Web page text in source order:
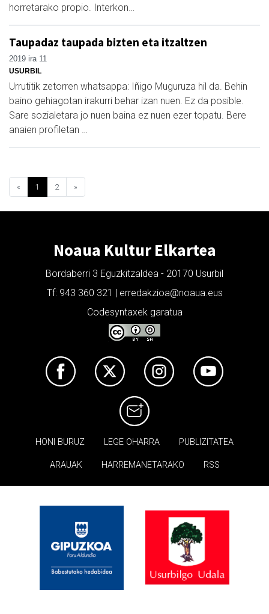
horretarako propio. Interkon…
Taupadaz taupada bizten eta itzaltzen
2019 ira 11
USURBIL
Urrutitik zetorren whatsappa: Iñigo Muguruza hil da. Behin
baino gehiagotan irakurri behar izan nuen. Ez da posible.
Sare sozialetara jo nuen baina ez nuen ezer topatu. Bere
anaien profiletan …
« 1 2 »
Noaua Kultur Elkartea
Bordaberri 3 Eguzkitzaldea - 20170 Usurbil
Tf: 943 360 321 | erredakzioa@noaua.eus
Codesyntaxek garatua
HONI BURUZ LEGE OHARRA PUBLIZITATEA
ARAUAK HARREMANETARAKO RSS